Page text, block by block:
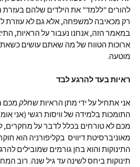
להורים "ללמד" את הילדים שלהם בעזרת
רק מכאיבה למשפחה, אלא גם לא עוזרת
במאמר הזה, אנחנו נעבור על הראיות,
ארוכות הטווח של מה שאתם עושים
מוטעה.
ראיות בעד להרגע לבד
אני אתחיל על ידי מתן הראיותשחלק מכם
התומכות בלמידה של וויסות רגשי (אני
מכם לא טורחים בכלל לדבר על מחקרים,
מאוניברסיטת דיוויס בקליפורניה הוא
התינוקות והוא בחן גורמים שמובילים
תינוקות ביחס לשינה עד גיל שנה. רוב